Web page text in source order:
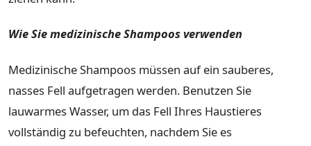
Wie Sie medizinische Shampoos verwenden
Medizinische Shampoos müssen auf ein sauberes,
nasses Fell aufgetragen werden. Benutzen Sie
lauwarmes Wasser, um das Fell Ihres Haustieres
vollständig zu befeuchten, nachdem Sie es